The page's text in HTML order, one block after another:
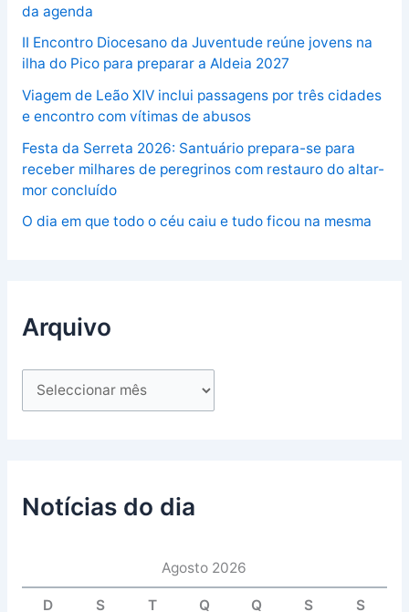
da agenda
II Encontro Diocesano da Juventude reúne jovens na
ilha do Pico para preparar a Aldeia 2027
Viagem de Leão XIV inclui passagens por três cidades
e encontro com vítimas de abusos
Festa da Serreta 2026: Santuário prepara-se para
receber milhares de peregrinos com restauro do altar-
mor concluído
O dia em que todo o céu caiu e tudo ficou na mesma
Arquivo
Notícias do dia
Agosto 2026
D S T Q Q S S